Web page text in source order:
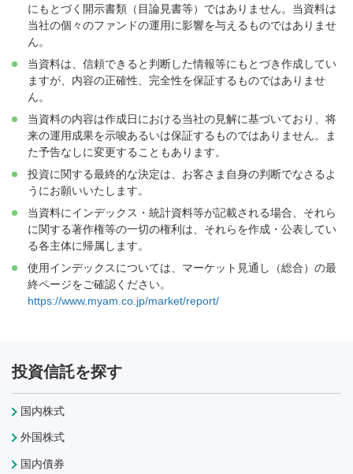
にもとづく開示書類（目論見書等）ではありません。当資料は
当社の個々のファンドの運用に影響を与えるものではありませ
ん。
当資料は、信頼できると判断した情報等にもとづき作成してい
ますが、内容の正確性、完全性を保証するものではありませ
ん。
当資料の内容は作成日における当社の見解に基づいており、将
来の運用成果を示唆あるいは保証するものではありません。ま
た予告なしに変更することもあります。
投資に関する最終的な決定は、お客さま自身の判断でなさるよ
うにお願いいたします。
当資料にインデックス・統計資料等が記載される場合、それら
に関する著作権等の一切の権利は、それらを作成・公表してい
る各主体に帰属します。
使用インデックスについては、マーケット見通し（総合）の最
終ページをご確認ください。
https://www.myam.co.jp/market/report/
投資信託を探す
国内株式
外国株式
国内債券